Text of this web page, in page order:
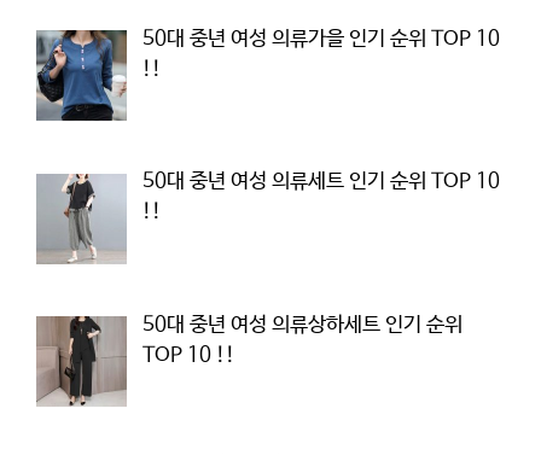
50대 중년 여성 의류가을 인기 순위 TOP 10
!!
50대 중년 여성 의류세트 인기 순위 TOP 10
!!
50대 중년 여성 의류상하세트 인기 순위
TOP 10 !!